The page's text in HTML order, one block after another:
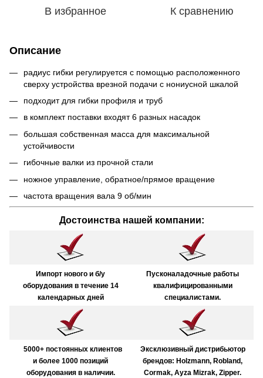
В избранное К сравнению
Описание
радиус гибки регулируется с помощью расположенного
сверху устройства врезной подачи с нониусной шкалой
подходит для гибки профиля и труб
в комплект поставки входят 6 разных насадок
большая собственная масса для максимальной
устойчивости
гибочные валки из прочной стали
ножное управление, обратное/прямое вращение
частота вращения вала 9 об/мин
Достоинства нашей компании:
Импорт нового и б/у
оборудования в течение 14
календарных дней
Пусконаладочные работы
квалифицированными
специалистами.
5000+ постоянных клиентов
и более 1000 позиций
оборудования в наличии.
Эксклюзивный дистрибьютор
брендов: Holzmann, Robland,
Cormak, Ayza Mizrak, Zipper.